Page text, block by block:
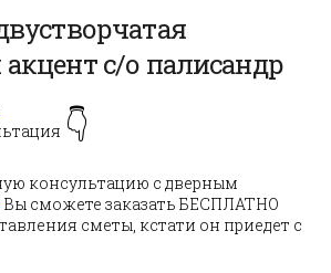
с/о палисандр
👇
консультацию с дверным
Вы сможете заказать БЕСПЛАТНО
сметы, кстати он приедет с